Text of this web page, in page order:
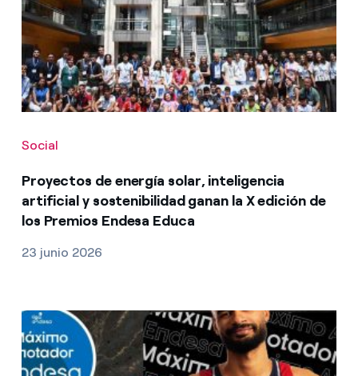
Social
Proyectos de energía solar, inteligencia
artificial y sostenibilidad ganan la X edición de
los Premios Endesa Educa
23 junio 2026